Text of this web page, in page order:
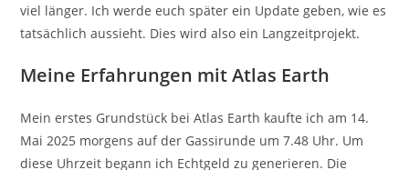
viel länger. Ich werde euch später ein Update geben, wie es
tatsächlich aussieht. Dies wird also ein Langzeitprojekt.
Meine Erfahrungen mit Atlas Earth
Mein erstes Grundstück bei Atlas Earth kaufte ich am 14.
Mai 2025 morgens auf der Gassirunde um 7.48 Uhr. Um
diese Uhrzeit begann ich Echtgeld zu generieren. Die